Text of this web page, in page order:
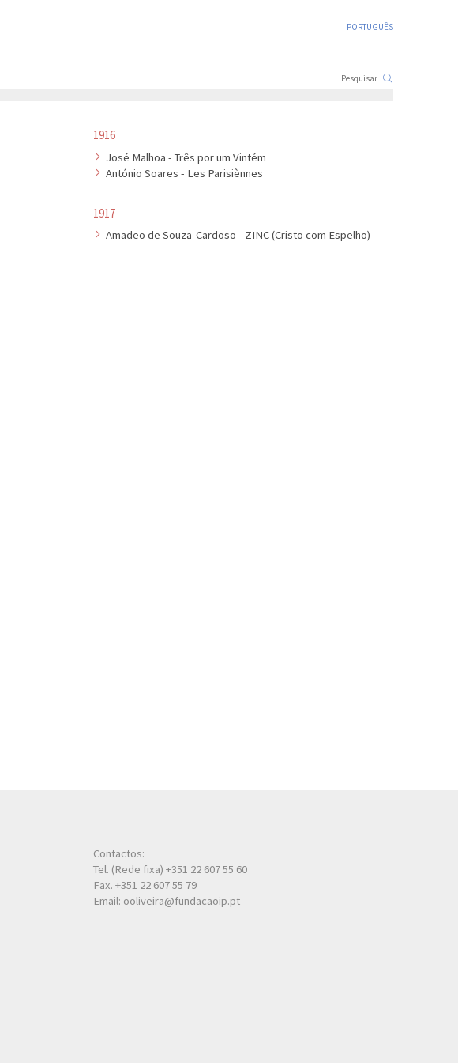
PORTUGUÊS
1916
José Malhoa - Três por um Vintém
António Soares - Les Parisiènnes
1917
Amadeo de Souza-Cardoso - ZINC (Cristo com Espelho)
Contactos:
Tel. (Rede fixa) +351 22 607 55 60
Fax. +351 22 607 55 79
Email: ooliveira@fundacaoip.pt